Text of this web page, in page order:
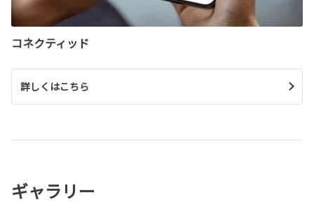
コネクティッド
詳しくはこちら
ギャラリー